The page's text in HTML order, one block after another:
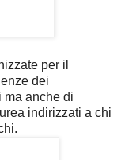
per il
dei
ma anche di
indirizzati a chi